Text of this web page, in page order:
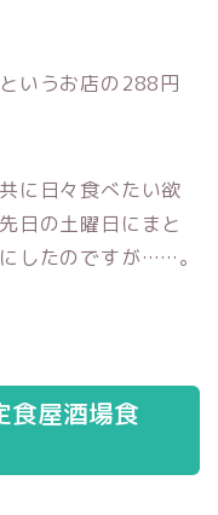
いうお店の288円
に日々食べたい欲
日の土曜日にまと
したのですが……。
食屋酒場食